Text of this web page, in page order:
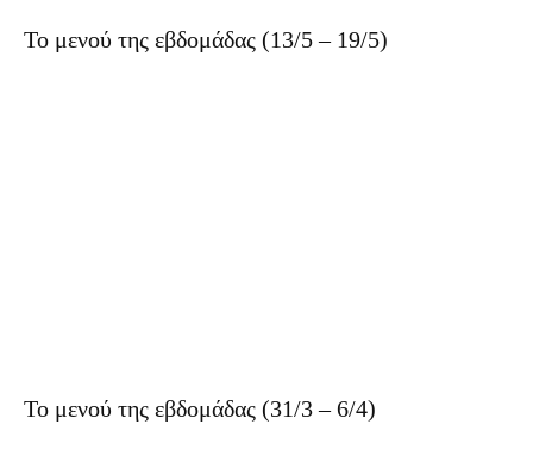
Το μενού της εβδομάδας (13/5 – 19/5)
Το μενού της εβδομάδας (31/3 – 6/4)